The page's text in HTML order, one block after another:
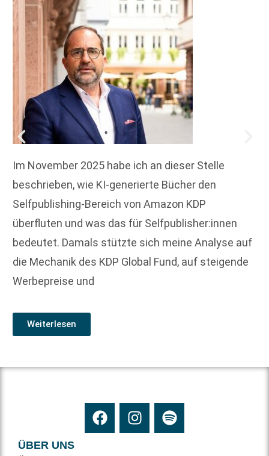
Im November 2025 habe ich an dieser Stelle
beschrieben, wie KI-generierte Bücher den
Selfpublishing-Bereich von Amazon KDP
überfluten und was das für Selfpublisher:innen
bedeutet. Damals stützte sich meine Analyse auf
die Mechanik des KDP Global Fund, auf steigende
Werbepreise und
Weiterlesen
ÜBER UNS